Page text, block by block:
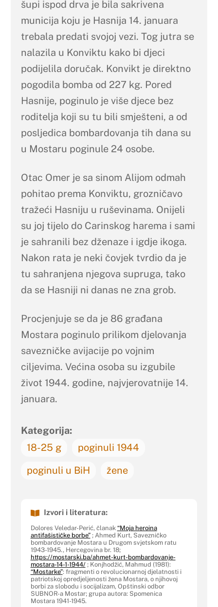
šupi ispod drva je bila sakrivena
municija koju je Hasnija 14. januara
trebala predati svojoj vezi. Tog jutra se
nalazila u Konviktu kako bi djeci
podijelila doručak. Konvikt je direktno
pogodila bomba od 227 kg. Pored
Hasnije, poginulo je više djece bez
roditelja koji su tu bili smješteni, a od
posljedica bombardovanja tih dana su
u Mostaru poginule 24 osobe.
Otac Omer je sa sinom Alijom odmah
pohitao prema Konviktu, grozničavo
tražeći Hasniju u ruševinama. Onijeli
su joj tijelo do Carinskog harema i sami
je sahranili bez dženaze i igdje ikoga.
Nakon rata je neki čovjek tvrdio da je
tu sahranjena njegova supruga, tako
da se Hasniji ni danas ne zna grob.
Procjenjuje se da je 86 građana
Mostara poginulo prilikom djelovanja
savezničke avijacije po vojnim
ciljevima. Većina osoba su izgubile
život 1944. godine, najvjerovatnije 14.
januara.
Kategorija:
18-25 g
poginuli 1944
poginuli u BiH
žene
Izvori i literatura:
Dolores Veledar-Perić, članak “Moja heroina
antifašističke borbe”; Ahmed Kurt, Savezničko
bombardovanje Mostara u Drugom svjetskom ratu
1943-1945., Hercegovina br. 18;
https://mostarski.ba/ahmet-kurt-bombardovanje-
mostara-14-1-1944/; Konjhodžić, Mahmud (1981):
“Mostarke”: fragmenti o revolucionarnoj djelatnosti i
patriotskoj opredjeljenosti žena Mostara, o njihovoj
borbi za slobodu i socijalizam, Opštinski odbor
SUBNOR-a Mostar; grupa autora: Spomenica
Mostara 1941-1945.